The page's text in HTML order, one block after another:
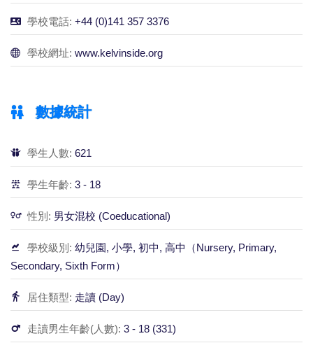
學校電話: +44 (0)141 357 3376
學校網址: www.kelvinside.org
數據統計
學生人數: 621
學生年齡: 3 - 18
性別: 男女混校 (Coeducational)
學校級別: 幼兒園, 小學, 初中, 高中（Nursery, Primary,
Secondary, Sixth Form）
居住類型: 走讀 (Day)
走讀男生年齡(人數): 3 - 18 (331)